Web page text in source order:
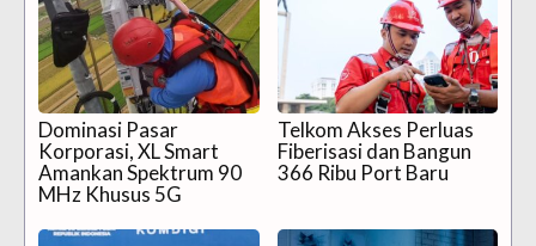
Dominasi Pasar
Korporasi, XL Smart
Amankan Spektrum 90
MHz Khusus 5G
Telkom Akses Perluas
Fiberisasi dan Bangun
366 Ribu Port Baru